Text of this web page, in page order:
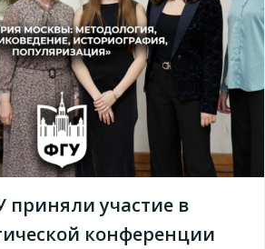
приняли участие в
конференции